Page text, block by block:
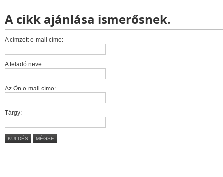
A cikk ajánlása ismerősnek.
A címzett e-mail címe:
A feladó neve:
Az Ön e-mail címe:
Tárgy:
KÜLDÉS MÉGSE